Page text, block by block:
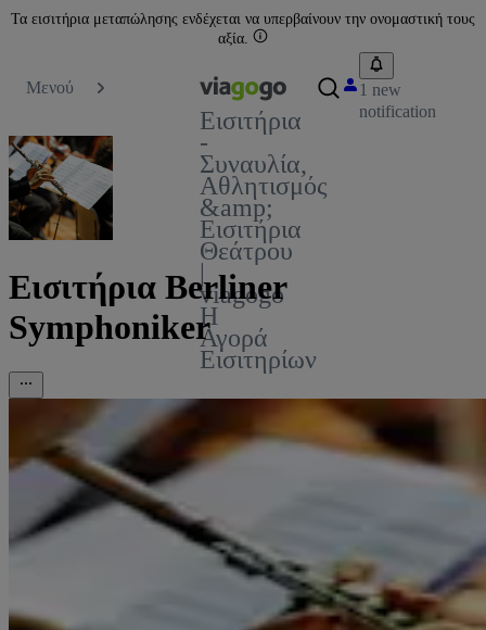
Τα εισιτήρια μεταπώλησης ενδέχεται να υπερβαίνουν την ονομαστική τους
αξία.
Μενού
Εισιτήρια
-
Συναυλία,
Αθλητισμός
&amp;
Εισιτήρια
Θεάτρου
|
viagogo
Η
Αγορά
Εισιτηρίων
1 new
notification
Εισιτήρια Berliner
Symphoniker